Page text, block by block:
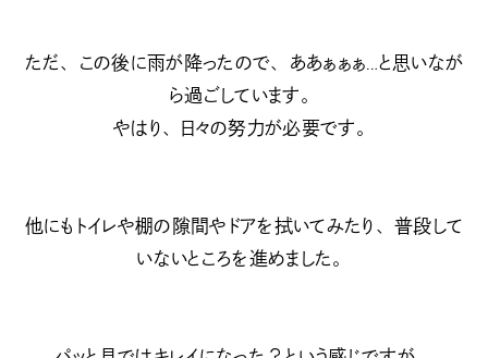
ただ、この後に雨が降ったので、ああぁぁぁ…と思いなが
ら過ごしています。
やはり、日々の努力が必要です。
他にもトイレや棚の隙間やドアを拭いてみたり、普段して
いないところを進めました。